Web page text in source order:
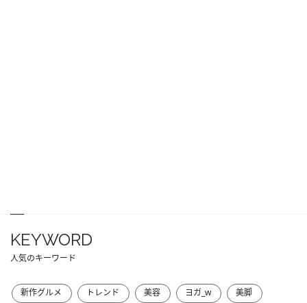
KEYWORD
人気のキーワード
新作グルメ トレンド 美容 ヨガ_w
美脚